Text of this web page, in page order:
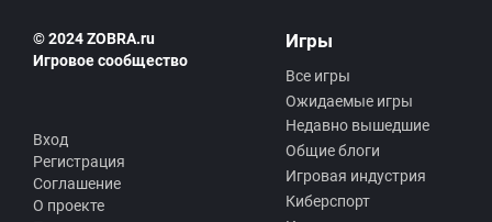
© 2024 ZOBRA.ru
Игровое сообщество
Вход
Регистрация
Соглашение
О проекте
Игры
Все игры
Ожидаемые игры
Недавно вышедшие
Общие блоги
Игровая индустрия
Киберспорт